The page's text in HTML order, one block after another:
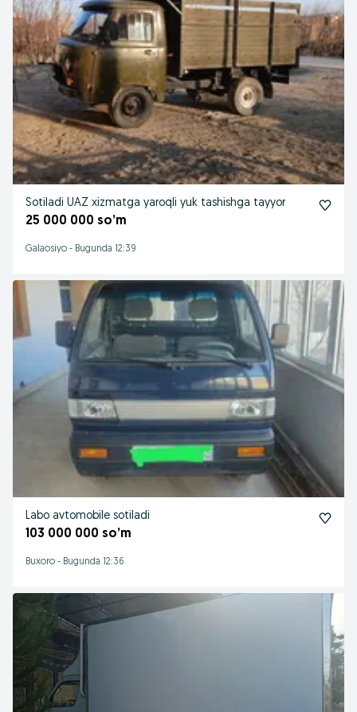
Sotiladi UAZ xizmatga yaroqli yuk tashishga tayyor
25 000 000 so’m
Galaosiyo - Bugunda 12:39
Labo avtomobile sotiladi
103 000 000 so’m
Buxoro - Bugunda 12:36